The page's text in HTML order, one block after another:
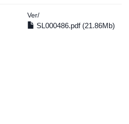
Ver/
SL000486.pdf (21.86Mb)